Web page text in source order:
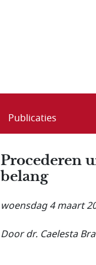
Publicaties
Procederen
belang
woensdag 4 maart
Door dr. Caelesta